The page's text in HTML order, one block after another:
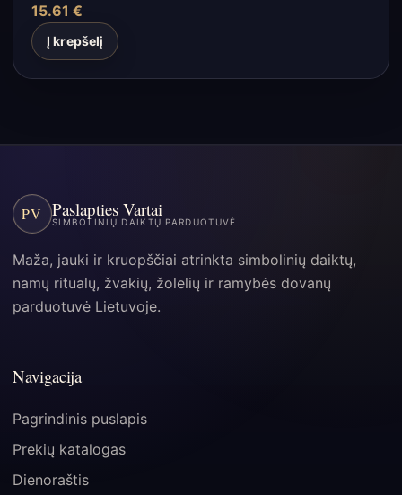
15.61 €
Į krepšelį
PV Paslapties Vartai
SIMBOLINIŲ DAIKTŲ PARDUOTUVĖ
Maža, jauki ir kruopščiai atrinkta simbolinių daiktų,
namų ritualų, žvakių, žolelių ir ramybės dovanų
parduotuvė Lietuvoje.
Navigacija
Pagrindinis puslapis
Prekių katalogas
Dienoraštis